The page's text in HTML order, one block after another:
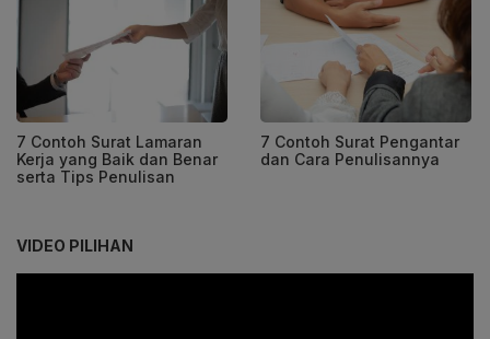
7 Contoh Surat Lamaran
Kerja yang Baik dan Benar
serta Tips Penulisan
7 Contoh Surat Pengantar
dan Cara Penulisannya
VIDEO PILIHAN